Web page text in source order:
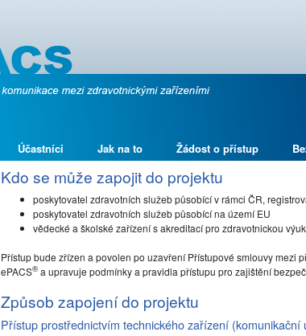
Účastníci Jak na to Žádost o přístup
Kdo se může zapojit do projektu
poskytovatel zdravotních služeb působící v rámci ČR,
poskytovatel zdravotních služeb působící na území EU
vědecké a školské zařízení s akreditací pro zdravotnickou
Přístup bude zřízen a povolen po uzavření Přístupové smlouvy mezi
ePACS®a upravuje podmínky a pravidla přístupu pro zajištění
Způsob zapojení do projektu
Přístup prostřednictvím technického zařízení (komunikační